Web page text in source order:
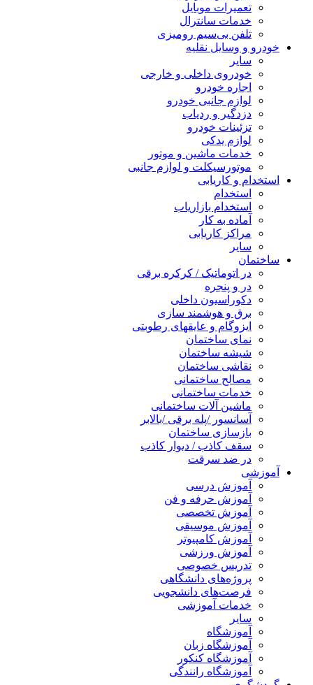
تعمیرات موبایل
خدمات سانترال
تلفن بی‌سیم رومیزی
خودرو و وسایل نقلیه
سایر
خودروی داخلی و خارجی
اجاره خودرو
لوازم جانبی خودرو
دزدگیر و ردیاب
تزئینات خودرو
لوازم یدکی
خدمات ماشین و موتور
موتورسیکلت و لوازم جانبی
استخدام و کاریابی
استخدام
استخدام بازاریاب
آماده به کار
مراکز کاریابی
سایر
ساختمان
در اتوماتیک / کرکره برقی
در و پنجره
دکوراسیون داخلی
برق و هوشمند سازی
ایزوگام و عایقهای رطوبتی
نمای ساختمان
شیشه ساختمان
نقاشی ساختمان
مصالح ساختمانی
خدمات ساختمانی
ماشین آلات ساختمانی
آسانسور /پله برقی /بالابر
بازسازی ساختمان
سقف کاذب / دیوار کاذب
در ضد سرقت
آموزشی
آموزش درسی
آموزش حرفه و فن
آموزش تخصصی
آموزش موسیقی
آموزش کامپیوتر
آموزش ورزشی
تدریس خصوصی
پروژه‌های دانشگاهی
فرصت‌های دانشجویی
خدمات آموزشی
سایر
آموزشگاه
آموزشگاه زبان
آموزشگاه کنکور
آموزشگاه رانندگی